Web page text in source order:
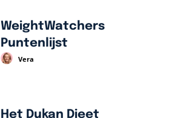
WeightWatchers
Puntenlijst
Vera
Het Dukan Dieet